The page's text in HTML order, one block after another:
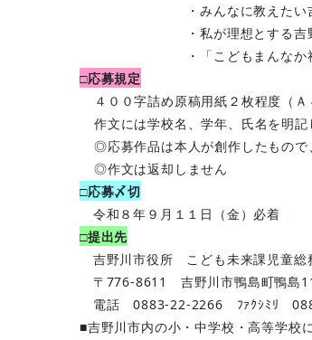
・みんなに教えたい吉野川
・私が理想とする吉野
・「こどもまんなか社会」
□応募規定
４００字詰め原稿用紙２枚程度（
作文には学校名、学年、氏名を明記
◎応募作品は本人が創作したもので
◎作文は返却しません
□応募〆切
令和８年９月１１日（金）必着
□提出先
吉野川市役所 こども未来課児童総
〒776-8611 吉野川市鴨島町鴨島
電話 0883-22-2266 ﾌｧｸｼﾐﾘ
■吉野川市内の小・中学校・高等学校